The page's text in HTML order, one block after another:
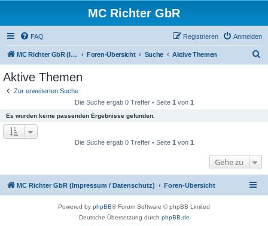
MC Richter GbR
FAQ Anmelden
Registrieren
MC Richter GbR (Impressum / Datenschutz) Foren-Übersicht Suche Aktive Themen
Aktive Themen
Zur erweiterten Suche
Die Suche ergab 0 Treffer • Seite 1 von 1
Es wurden keine passenden Ergebnisse gefunden.
Die Suche ergab 0 Treffer • Seite 1 von 1
Gehe zu
MC Richter GbR (Impressum / Datenschutz) Foren-Übersicht
Powered by phpBB® Forum Software © phpBB Limited
Deutsche Übersetzung durch phpBB.de